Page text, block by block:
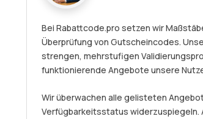
Bei Rabattcode.pro setzen wir
Überprüfung von Gutscheincodes.
strengen, mehrstufigen
funktionierende Angebote unsere
Wir überwachen alle gelisteten
Verfügbarkeitsstatus